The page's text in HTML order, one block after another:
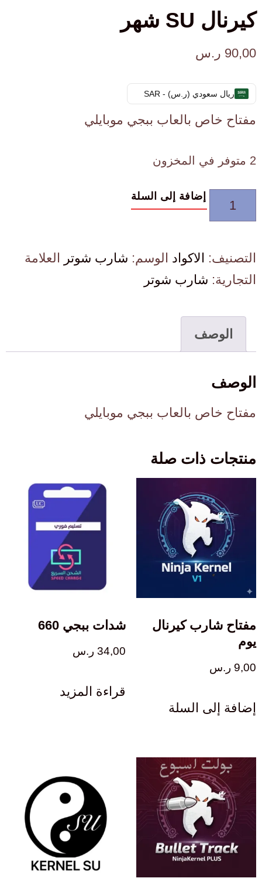
كيرنال SU شهر
90,00 ر.س
ريال سعودي (ر.س) - SAR
مفتاح خاص بالعاب ببجي موبايلي
2 متوفر في المخزون
إضافة إلى السلة
التصنيف: الاكواد الوسم: شارب شوتر
العلامة
التجارية: شارب شوتر
الوصف
الوصف
مفتاح خاص بالعاب ببجي موبايلي
منتجات ذات صلة
مفتاح شارب كيرنال
يوم
9,00 ر.س
إضافة إلى السلة
شدات ببجي 660
34,00 ر.س
قراءة المزيد